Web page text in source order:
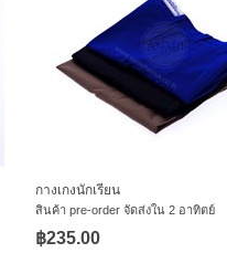
กางเกงนักเรียน
สินค้า pre-order จัดส่งใน 2 อาทิตย์
฿235.00